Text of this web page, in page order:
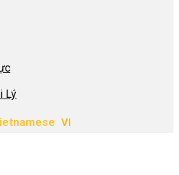
Lý
VI